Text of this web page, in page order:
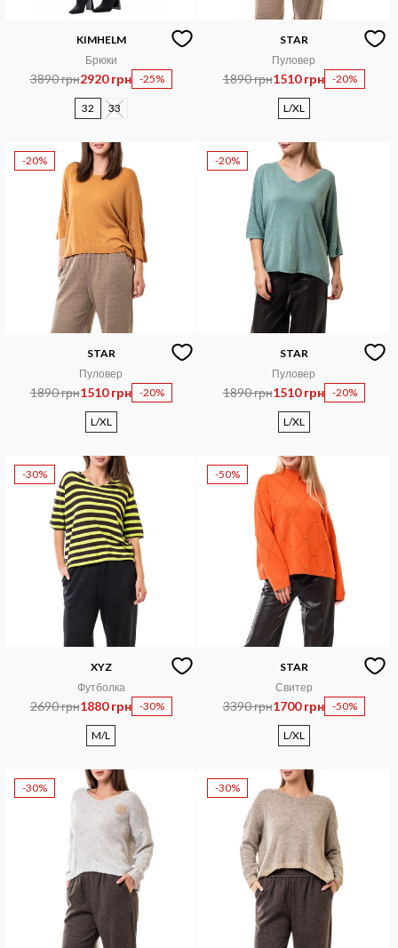
KIMHELM
Брюки
3890 грн2920 грн -25%
32 33
STAR
Пуловер
1890 грн1510 грн -20%
L/XL
-20%
STAR
Пуловер
1890 грн1510 грн -20%
L/XL
-20%
STAR
Пуловер
1890 грн1510 грн -20%
L/XL
-30%
XYZ
Футболка
2690 грн1880 грн -30%
M/L
-50%
STAR
Свитер
3390 грн1700 грн -50%
L/XL
-30% -30%